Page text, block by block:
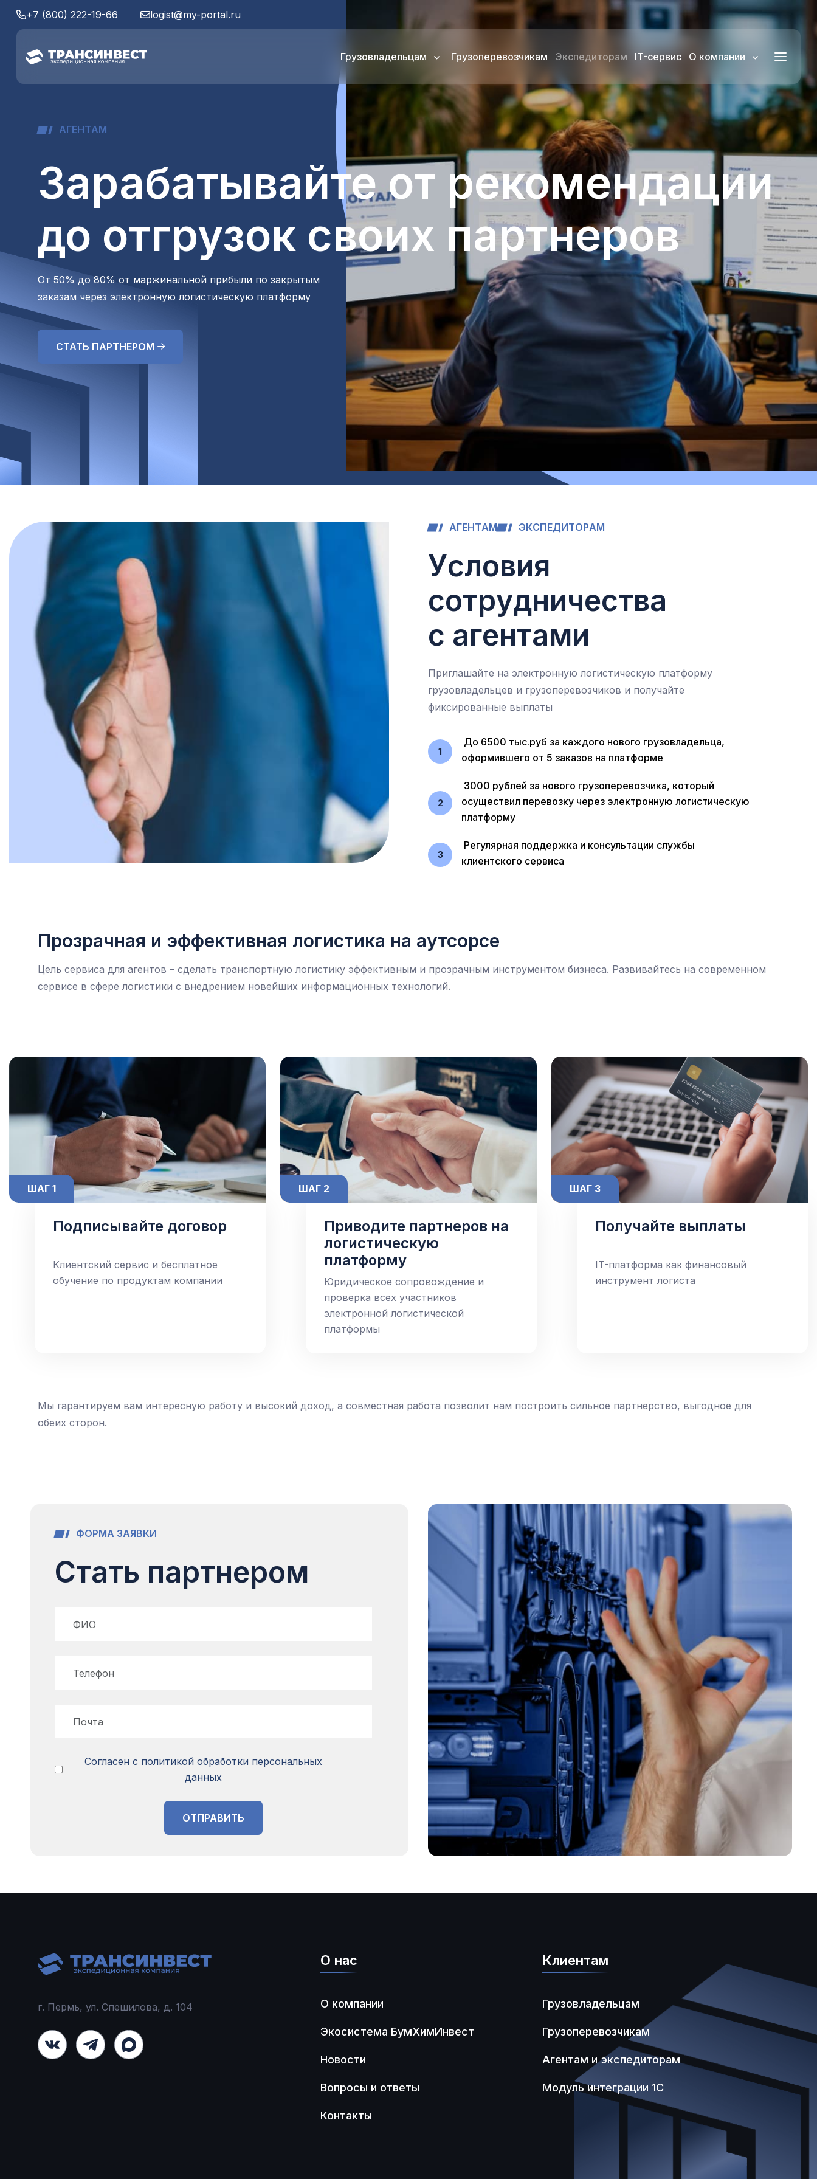
+7 (800) 222-19-66 logist@my-portal.ru
Грузовладельцам Грузоперевозчикам Экспедиторам IT-сервис О компании
АГЕНТАМ
Зарабатывайте от рекомендации
до отгрузок своих партнеров
От 50% до 80% от маржинальной прибыли по закрытым
заказам через электронную логистическую платформу
СТАТЬ ПАРТНЕРОМ
АГЕНТАМ ЭКСПЕДИТОРАМ
Условия
сотрудничества
с агентами
Приглашайте на электронную логистическую платформу
грузовладельцев и грузоперевозчиков и получайте
фиксированные выплаты
1
До 6500 тыс.руб за каждого нового грузовладельца,
оформившего от 5 заказов на платформе
2
3000 рублей за нового грузоперевозчика, который
осуществил перевозку через электронную логистическую
платформу
3
Регулярная поддержка и консультации службы
клиентского сервиса
Прозрачная и эффективная логистика на аутсорсе
Цель сервиса для агентов – сделать транспортную логистику эффективным и прозрачным инструментом бизнеса. Развивайтесь на современном
сервисе в сфере логистики с внедрением новейших информационных технологий.
ШАГ 1
Подписывайте договор
Клиентский сервис и бесплатное
обучение по продуктам компании
ШАГ 2
Приводите партнеров на
логистическую
платформу
Юридическое сопровождение и
проверка всех участников
электронной логистической
платформы
ШАГ 3
Получайте выплаты
IT-платформа как финансовый
инструмент логиста
Мы гарантируем вам интересную работу и высокий доход, а совместная работа позволит нам построить сильное партнерство, выгодное для
обеих сторон.
ФОРМА ЗАЯВКИ
Стать партнером
Согласен с политикой обработки персональных
данных
г. Пермь, ул. Спешилова, д. 104
О нас
О компании
Экосистема БумХимИнвест
Новости
Вопросы и ответы
Контакты
Клиентам
Грузовладельцам
Грузоперевозчикам
Агентам и экспедиторам
Модуль интеграции 1С